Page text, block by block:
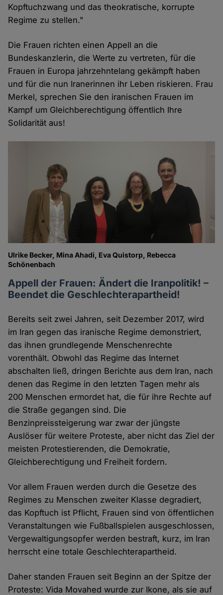
Kopftuchzwang und das theokratische, korrupte
Regime zu stellen."
Die Frauen richten einen Appell an die
Bundeskanzlerin, die Werte zu vertreten, für die
Frauen in Europa jahrzehntelang gekämpft haben
und für die nun Iranerinnen ihr Leben riskieren. Frau
Merkel, sprechen Sie den iranischen Frauen im
Kampf um Gleichberechtigung öffentlich Ihre
Solidarität aus!
Ulrike Becker, Mina Ahadi, Eva Quistorp, Rebecca
Schönenbach
Appell der Frauen: Ändert die Iranpolitik! –
Beendet die Geschlechterapartheid!
Bereits seit zwei Jahren, seit Dezember 2017, wird
im Iran gegen das iranische Regime demonstriert,
das ihnen grundlegende Menschenrechte
vorenthält. Obwohl das Regime das Internet
abschalten ließ, dringen Berichte aus dem Iran, nach
denen das Regime in den letzten Tagen mehr als
200 Menschen ermordet hat, die für ihre Rechte auf
die Straße gegangen sind. Die
Benzinpreissteigerung war zwar der jüngste
Auslöser für weitere Proteste, aber nicht das Ziel der
meisten Protestierenden, die Demokratie,
Gleichberechtigung und Freiheit fordern.
Vor allem Frauen werden durch die Gesetze des
Regimes zu Menschen zweiter Klasse degradiert,
das Kopftuch ist Pflicht, Frauen sind von öffentlichen
Veranstaltungen wie Fußballspielen ausgeschlossen,
Vergewaltigungsopfer werden bestraft, kurz, im Iran
herrscht eine totale Geschlechterapartheid.
Daher standen Frauen seit Beginn an der Spitze der
Proteste: Vida Movahed wurde zur Ikone, als sie auf